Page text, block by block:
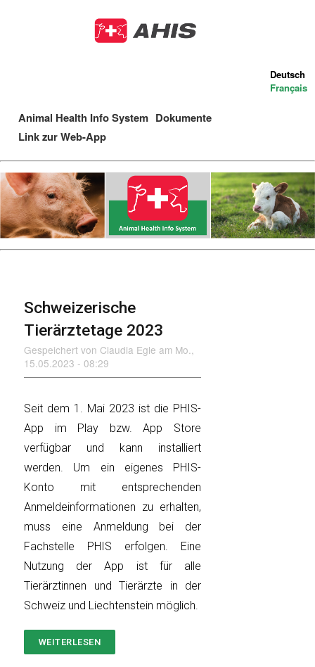
zum
Deutsch
Français
Main
navigation
Animal Health Info System Dokumente
Link zur Web-App
Schweizerische
Tierärztetage 2023
Gespeichert von Claudia Egle am Mo.,
15.05.2023 - 08:29
Seit dem 1. Mai 2023 ist die PHIS-
App im Play bzw. App Store
verfügbar und kann installiert
werden. Um ein eigenes PHIS-
Konto mit entsprechenden
Anmeldeinformationen zu erhalten,
muss eine Anmeldung bei der
Fachstelle PHIS erfolgen. Eine
Nutzung der App ist für alle
Tierärztinnen und Tierärzte in der
Schweiz und Liechtenstein möglich.
WEITERLESEN
SCHWEIZERISCHE